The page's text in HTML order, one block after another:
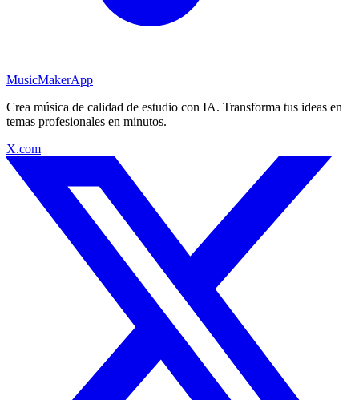
MusicMakerApp
Crea música de calidad de estudio con IA. Transforma tus ideas en
temas profesionales en minutos.
X.com